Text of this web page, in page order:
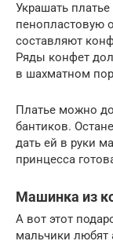
Украшать
пенопластовую
составляют
Ряды конфет
в шахматном
Платье можно
бантиков.
дать ей в руки
принцесса
Машинка из
А вот этот
мальчики любят